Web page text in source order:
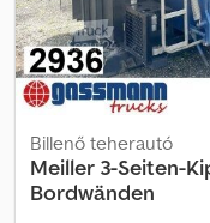
adatok tájékoztató
és a hibák fenntartva!
Billenő teherautó
Meiller 3-Seiten-
Bordwänden